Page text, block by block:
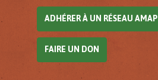
ADHÉRER À UN RÉSEAU AMAP
FAIRE UN DON